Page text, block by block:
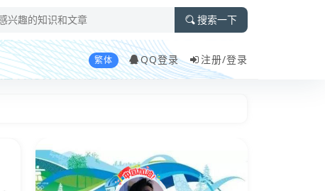
搜索一下
繁体 QQ登录 注册/登录